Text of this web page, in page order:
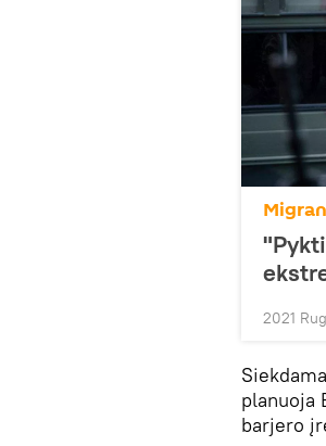
2021
planuoja
barjero